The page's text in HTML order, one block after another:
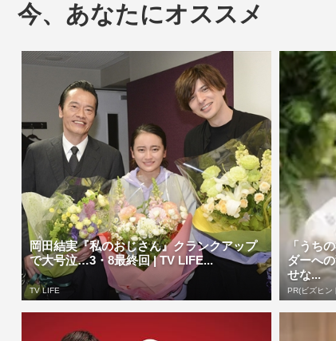
今、あなたにオススメ
岡田結実『私のおじさん』クランクアップ
で大号泣…3・8最終回 | TV LIFE...
TV LIFE
「うち
ダーへ
せな...
PR(ビズヒン